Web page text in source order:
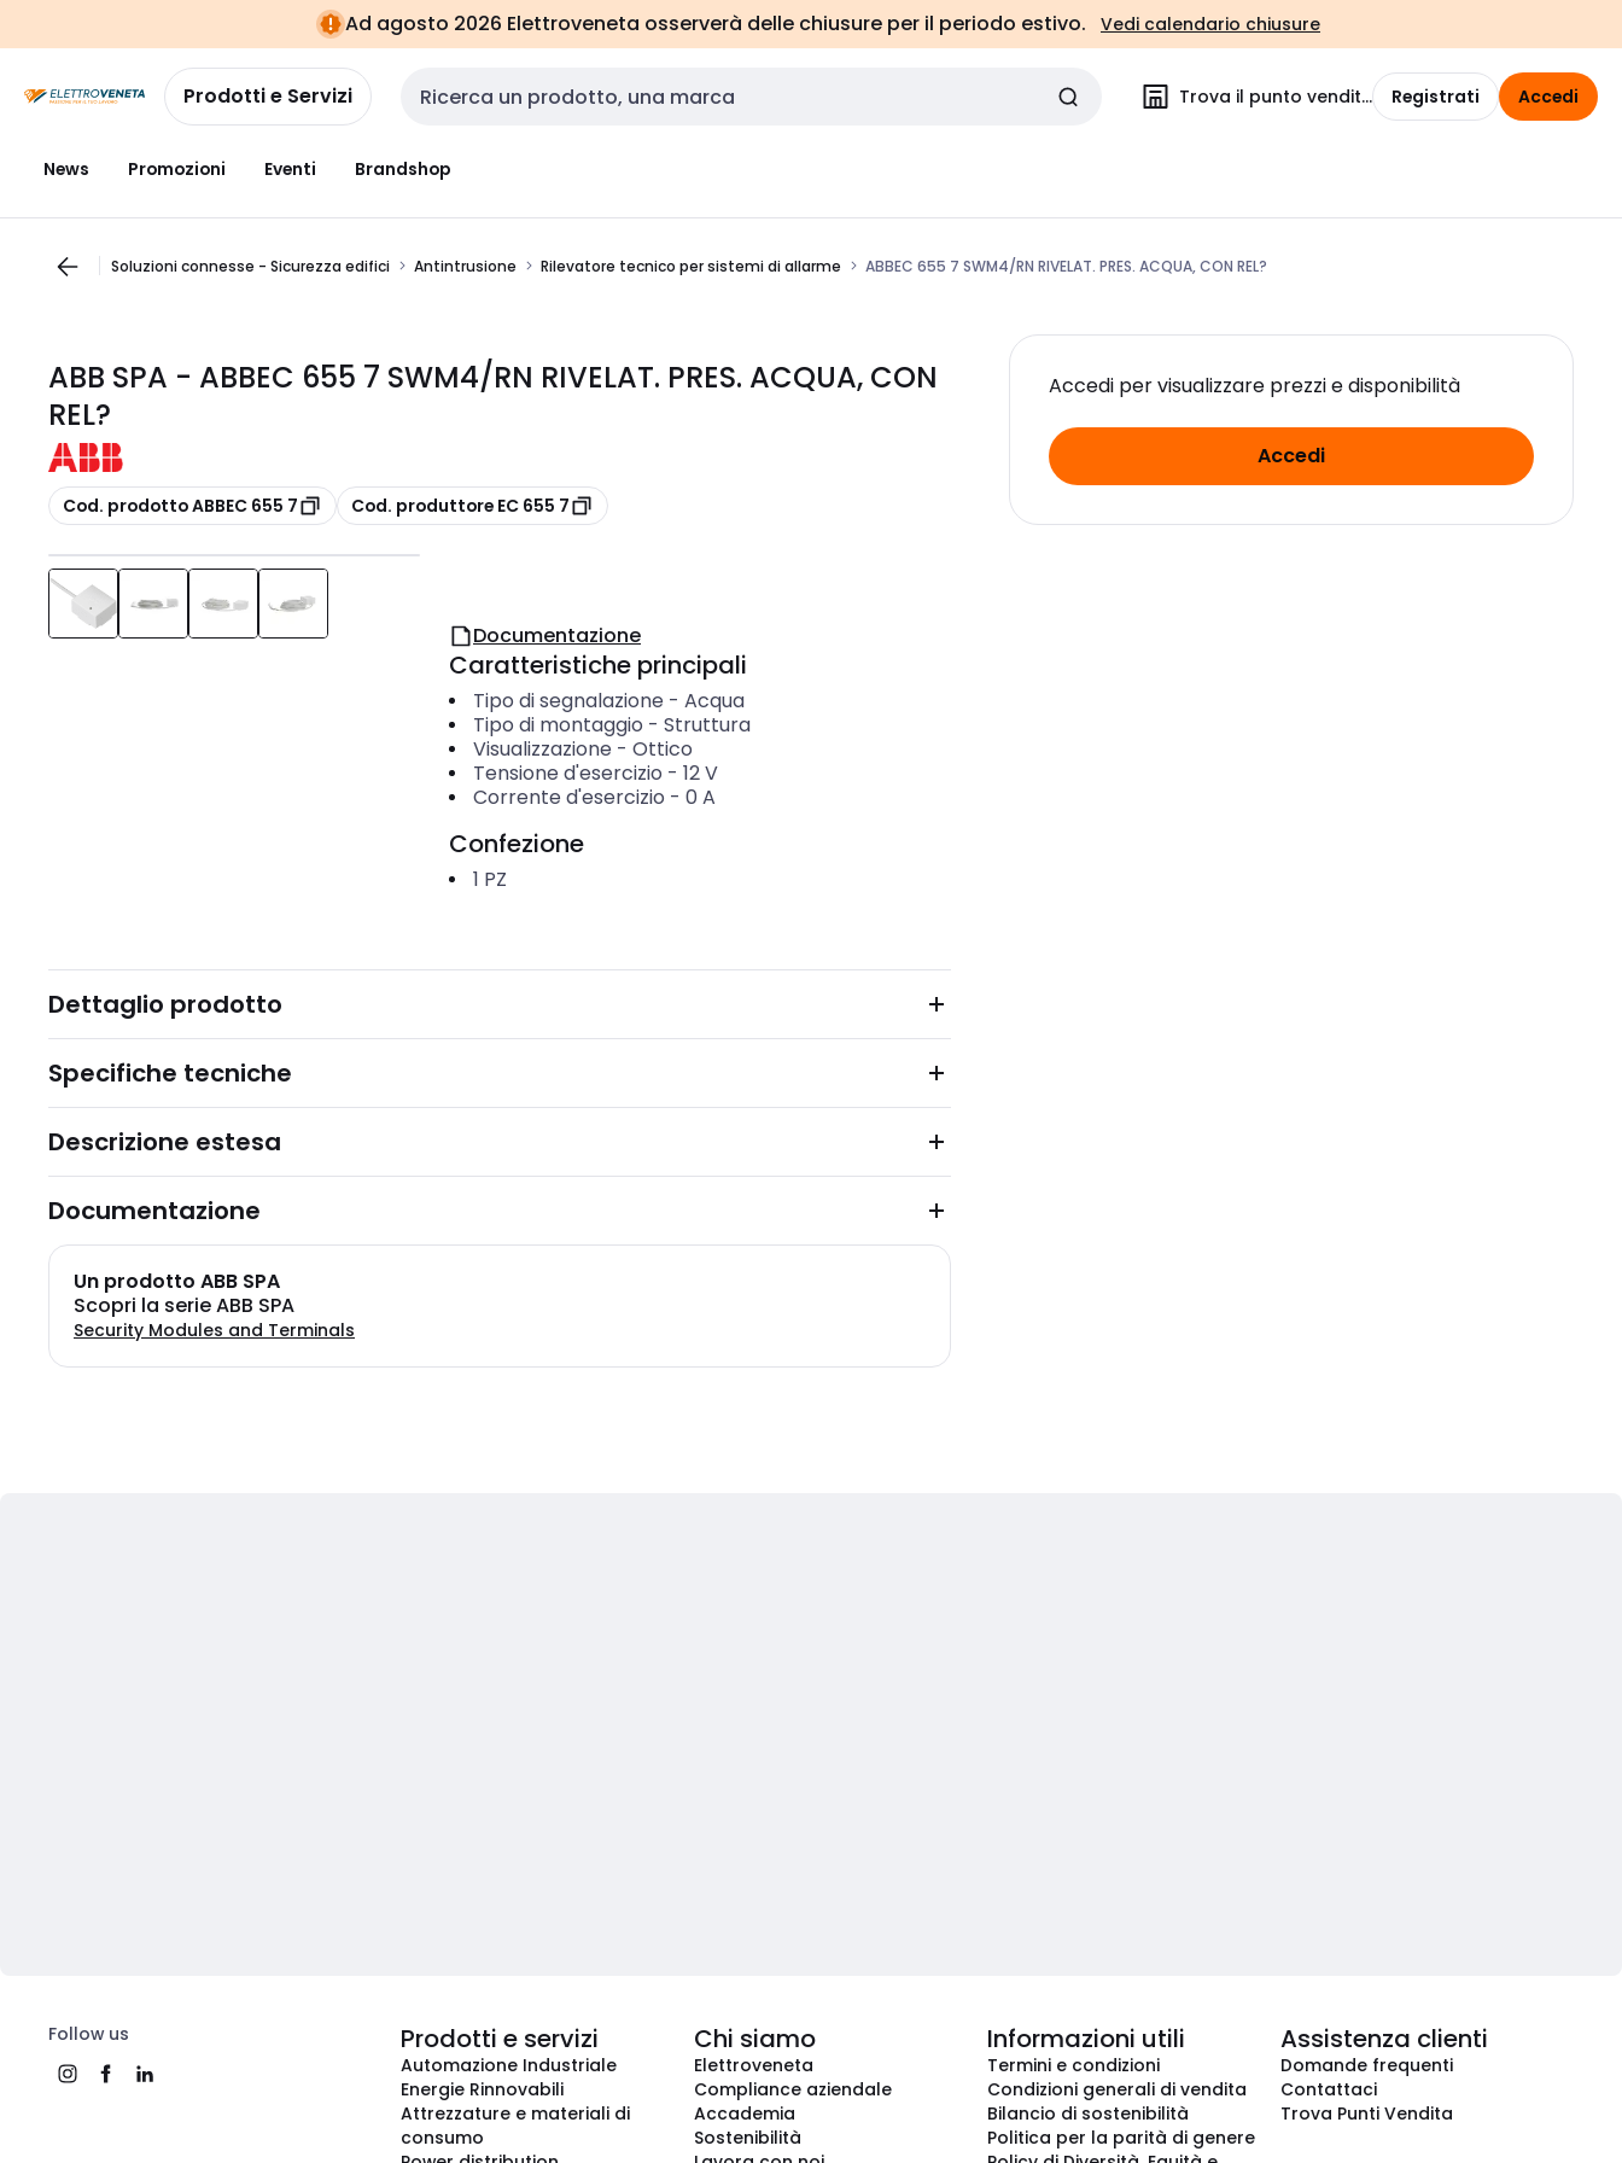
navigazionealla
pagina
Ad agosto 2026 Elettroveneta osserverà delle chiusure per il periodo estivo. Vedi calendario chiusure
Prodotti e Servizi Cerca input Trova il punto vendita Registrati Accedi
News Promozioni Eventi Brandshop
Soluzioni connesse - Sicurezza edifici Antintrusione Rilevatore tecnico per sistemi di allarme ABBEC 655 7 SWM4/RN RIVELAT. PRES. ACQUA, CON REL?
ABB SPA - ABBEC 655 7 SWM4/RN RIVELAT. PRES. ACQUA, CON
REL?
copia
Cod. prodotto ABBEC 655 7 copia
Cod. produttore EC 655 7
Accedi per visualizzare prezzi e disponibilità
Accedi
Documentazione
Caratteristiche principali
Tipo di segnalazione - Acqua
Tipo di montaggio - Struttura
Visualizzazione - Ottico
Tensione d'esercizio - 12V
Corrente d'esercizio - 0 A
Confezione
1 PZ
Dettaglio prodotto
Specifiche tecniche
Descrizione estesa
Documentazione
Un prodotto ABB SPA
Scopri la serie ABB SPA
Security Modules and Terminals
Follow us Prodotti e servizi
Automazione Industriale
Energie Rinnovabili
Attrezzature e materiali di
consumo
Chi siamo
Elettroveneta
Compliance aziendale
Accademia
Sostenibilità
Informazioni utili
Termini e condizioni
Condizioni generali di vendita
Bilancio di sostenibilità
Politica per la parità di genere
Assistenza clienti
Domande frequenti
Contattaci
Trova Punti Vendita